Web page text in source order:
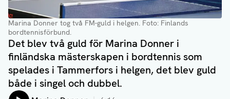
Marina Donner tog två FM-guld i helgen. Foto: Finlands
bordtennisförbund.
Det blev två guld för Marina Donner i
finländska mästerskapen i bordtennis som
spelades i Tammerfors i helgen, det blev guld
både i singel och dubbel.